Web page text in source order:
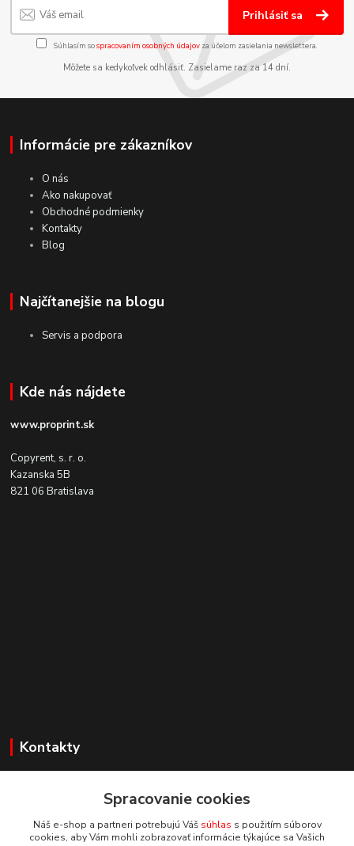
Prihlásiť sa
Súhlasím sospracovaním osobných údajov za účelom zasielania newslettera.
Môžete sa kedykoľvek odhlásiť. Zasielame raz za 14 dní.
Informácie pre zákazníkov
O nás
Ako nakupovať
Obchodné podmienky
Kontakty
Blog
Najčítanejšie na blogu
Servis a podpora
Kde nás nájdete
www.proprint.sk
Copyrent, s. r. o.
Kazanska 5B
821 06 Bratislava
Kontakty
+421 918 177611
info@proprint.sk
Spracovanie cookies
Náš e-shop a partneri potrebujú Váš súhlas s použitím súborov
cookies, aby Vám mohli zobrazovať informácie týkajúce sa Vašich